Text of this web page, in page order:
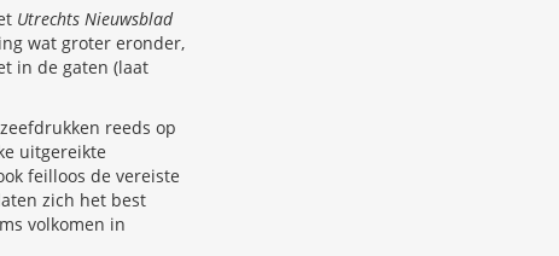
Utrechts Nieuwsblad
wat groter eronder,
in de gaten (laat
reeds op
uitgereikte
feilloos de vereiste
zich het best
volkomen in